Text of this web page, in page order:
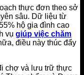
thực đơn theo sở
sâu. Dữ liệu từ
hộ gia đình cao
vụ giúp việc chăm
điều này thúc đẩy
chợ và lưu trữ thực